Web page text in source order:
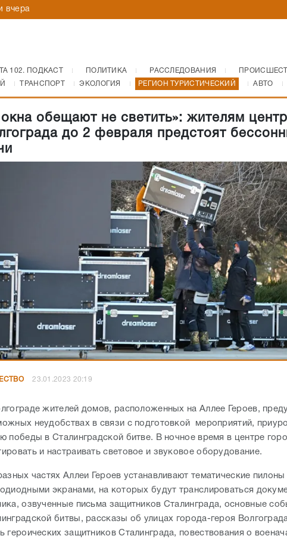
вчера
102. ПОДКАСТ ПОЛИТИКА РАССЛЕДОВАНИЯ
ТРАНСПОРТ ЭКОЛОГИЯ РЕГИОН ТУРИСТИЧЕСКИЙ АВТО
обещают не светить»: жителям
до 2 февраля предстоят
23.01.2023 20:19
жителей домов, расположенных на Аллее Героев,
неудобствах в связи с подготовкой мероприятий,
победы в Сталинградской битве. В ночное время в центре
и настраивать световое и звуковое оборудование.
частях Аллеи Героев устанавливают тематические пилоны
экранами, на которых будут транслироваться
озвученные письма защитников Сталинграда, основные
битвы, рассказы об улицах города-героя
героических защитников Сталинграда, повествования о